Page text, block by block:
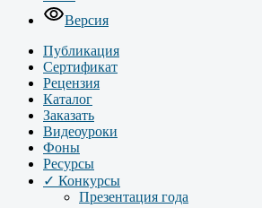
Версия
Публикация
Сертификат
Рецензия
Каталог
Заказать
Видеоуроки
Фоны
Ресурсы
✓ Конкурсы
Презентация года